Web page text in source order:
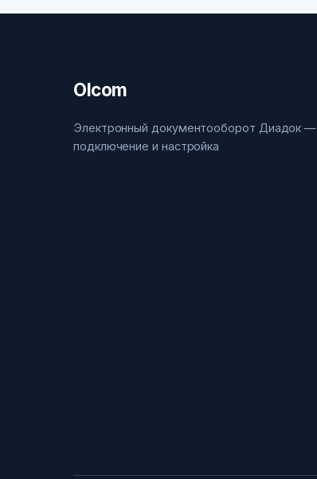
Olcom
Электронный документооборот Диадок —
подключение и настройка